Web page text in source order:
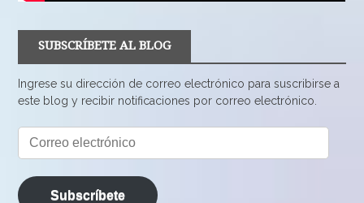
SUBSCRÍBETE AL BLOG
Ingrese su dirección de correo electrónico para suscribirse a
este blog y recibir notificaciones por correo electrónico.
Correo
electrónico
Subscríbete